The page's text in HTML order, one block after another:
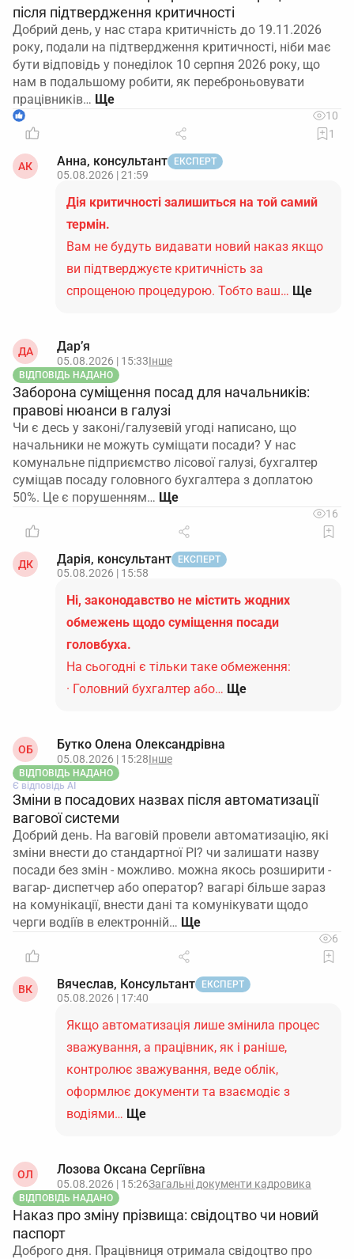
після підтвердження критичності
Добрий день, у нас стара критичність до 19.11.2026
року, подали на підтвердження критичності, ніби має
бути відповідь у понеділок 10 серпня 2026 року, що
нам в подальшому робити, як переброньовувати
працівників…
1
10
1
АК Анна, консультант ЕКСПЕРТ
05.08.2026 | 21:59
Дія критичності залишиться на той самий
термін.
Вам не будуть видавати новий наказ якщо
ви підтверджуєте критичність за
спрощеною процедурою. Тобто ваш… Ще
ДА Дар’я
05.08.2026 | 15:33Інше
ВІДПОВІДЬ НАДАНО
Заборона суміщення посад для начальників:
правові нюанси в галузі
Чи є десь у законі/галузевій угоді написано, що
начальники не можуть суміщати посади? У нас
комунальне підприємство лісової галузі, бухгалтер
суміщав посаду головного бухгалтера з доплатою
50%. Це є порушенням…
16
ДК Дарія, консультант ЕКСПЕРТ
05.08.2026 | 15:58
Ні, законодавство не містить жодних
обмежень щодо суміщення посади
головбуха.
На сьогодні є тільки таке обмеження:
· Головний бухгалтер або… Ще
ОБ Бутко Олена Олександрівна
05.08.2026 | 15:28Інше
ВІДПОВІДЬ НАДАНО
Є відповідь АІ
Зміни в посадових назвах після автоматизації
вагової системи
Добрий день. На ваговій провели автоматизацію, які
зміни внести до стандартної РІ? чи залишати назву
посади без змін - можливо. можна якось розширити -
вагар- диспетчер або оператор? вагарі більше зараз
на комунікації, внести дані та комунікувати щодо
черги водіїв в електронній…
6
ВК Вячеслав, Консультант ЕКСПЕРТ
05.08.2026 | 17:40
Якщо автоматизація лише змінила процес
зважування, а працівник, як і раніше,
контролює зважування, веде облік,
оформлює документи та взаємодіє з
водіями… Ще
ОЛ Лозова Оксана Сергіївна
05.08.2026 | 15:26Загальні документи кадровика
ВІДПОВІДЬ НАДАНО
Наказ про зміну прізвища: свідоцтво чи новий
паспорт
Доброго дня. Працівниця отримала свідоцтво про